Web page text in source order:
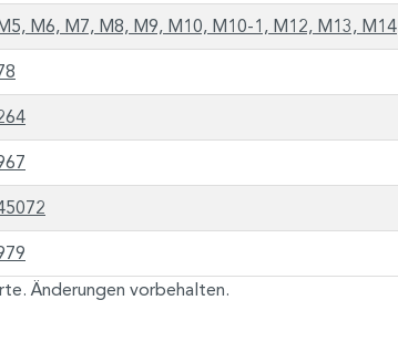
M5, M6, M7, M8, M9, M10, M10-1, M12, M13, M14
Änderungen vorbehalten.